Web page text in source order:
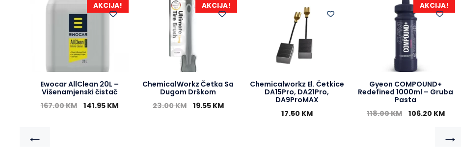
AKCIJA!
Ewocar AllClean 20L –
Višenamjenski čistač
167.00KM 141.95 KM
AKCIJA!
ChemicalWorkz Četka Sa
Dugom Drškom
23.00KM 19.55 KM
Chemicalworkz El. Četkice
DA15Pro, DA21Pro,
DA9ProMAX
17.50 KM
AKCIJA!
Gyeon COMPOUND+
Redefined 1000ml – Gruba
Pasta
118.00KM 106.20 KM
← →